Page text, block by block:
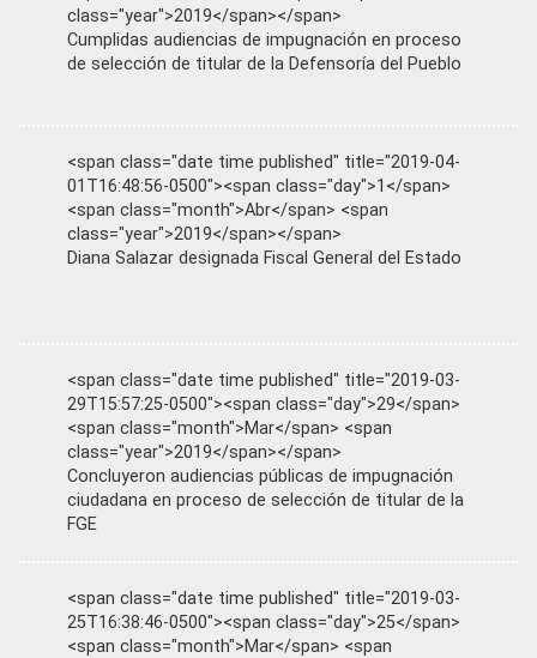
class="year">2019</span></span>
Cumplidas audiencias de impugnación en proceso
de selección de titular de la Defensoría del Pueblo
<span class="date time published" title="2019-04-
01T16:48:56-0500"><span class="day">1</span>
<span class="month">Abr</span> <span
class="year">2019</span></span>
Diana Salazar designada Fiscal General del Estado
<span class="date time published" title="2019-03-
29T15:57:25-0500"><span class="day">29</span>
<span class="month">Mar</span> <span
class="year">2019</span></span>
Concluyeron audiencias públicas de impugnación
ciudadana en proceso de selección de titular de la
FGE
<span class="date time published" title="2019-03-
25T16:38:46-0500"><span class="day">25</span>
<span class="month">Mar</span> <span